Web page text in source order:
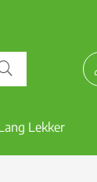
Lekker